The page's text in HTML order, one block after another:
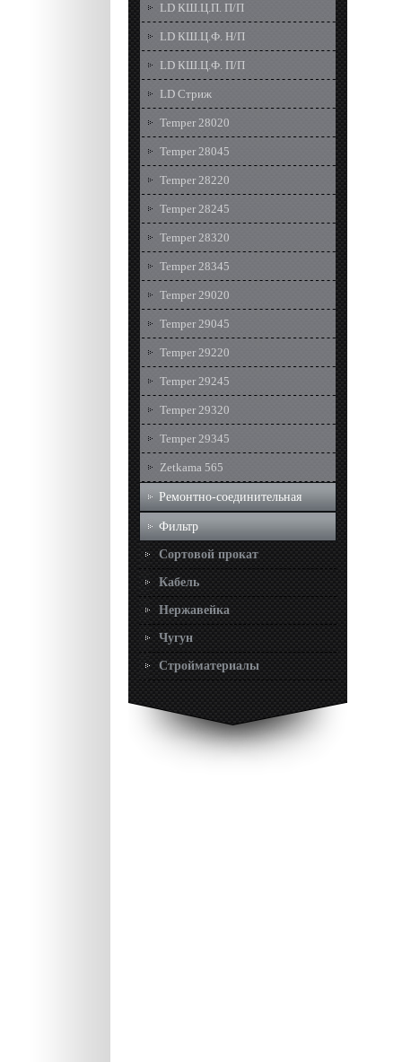
LD КШ.Ц.П. П/П
LD КШ.Ц.Ф. Н/П
LD КШ.Ц.Ф. П/П
LD Стриж
Temper 28020
Temper 28045
Temper 28220
Temper 28245
Temper 28320
Temper 28345
Temper 29020
Temper 29045
Temper 29220
Temper 29245
Temper 29320
Temper 29345
Zetkama 565
Ремонтно-соединительная
Фильтр
Сортовой прокат
Кабель
Нержавейка
Чугун
Стройматериалы